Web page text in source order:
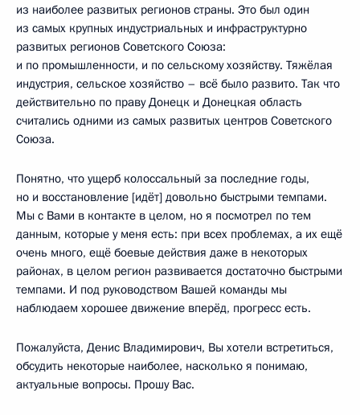
из наиболее развитых регионов страны. Это был один
из самых крупных индустриальных и инфраструктурно
развитых регионов Советского Союза:
и по промышленности, и по сельскому хозяйству. Тяжёлая
индустрия, сельское хозяйство – всё было развито. Так что
действительно по праву Донецк и Донецкая область
считались одними из самых развитых центров Советского
Союза.
Понятно, что ущерб колоссальный за последние годы,
но и восстановление [идёт] довольно быстрыми темпами.
Мы с Вами в контакте в целом, но я посмотрел по тем
данным, которые у меня есть: при всех проблемах, а их ещё
очень много, ещё боевые действия даже в некоторых
районах, в целом регион развивается достаточно быстрыми
темпами. И под руководством Вашей команды мы
наблюдаем хорошее движение вперёд, прогресс есть.
Пожалуйста, Денис Владимирович, Вы хотели встретиться,
обсудить некоторые наиболее, насколько я понимаю,
актуальные вопросы. Прошу Вас.